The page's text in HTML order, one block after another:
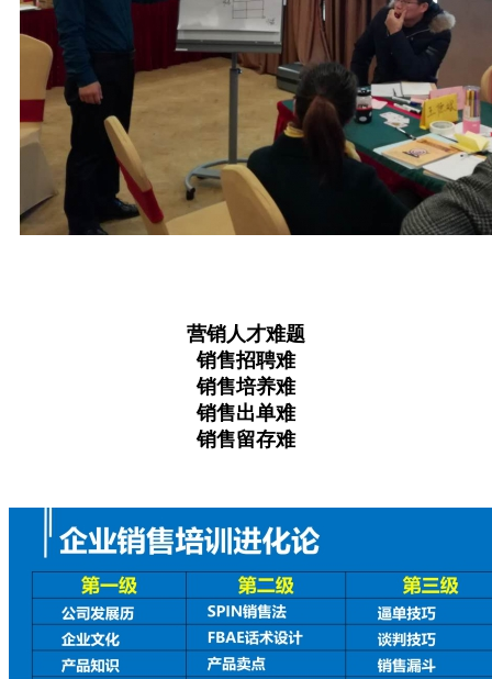
营销人才难题
销售招聘难
销售培养难
销售出单难
销售留存难